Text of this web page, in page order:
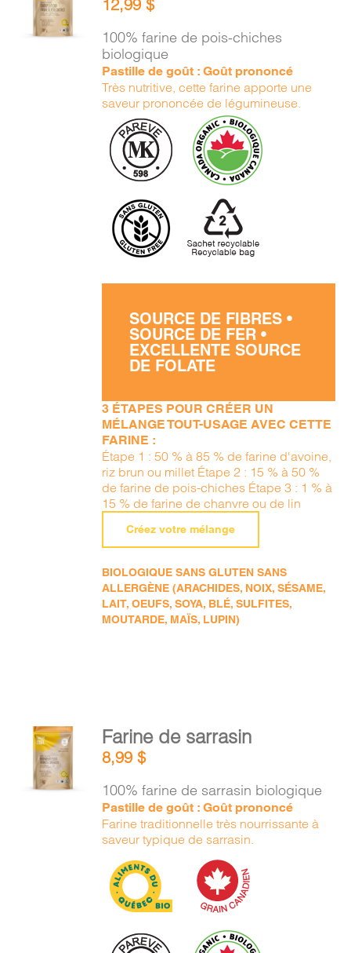
PANIER
12,99$
100% farine de pois-chiches
biologique
Pastille de goût : Goût prononcé
Très nutritive, cette farine apporte une
saveur prononcée de légumineuse.
SOURCE DE FIBRES •
SOURCE DE FER •
EXCELLENTE SOURCE
DE FOLATE
3 ÉTAPES POUR CRÉER UN
MÉLANGE TOUT-USAGE AVEC CETTE
FARINE :
Étape 1 : 50 % à 85 % de farine d'avoine,
riz brun ou millet Étape 2 : 15 % à 50 %
de farine de pois-chiches Étape 3 : 1 % à
15 % de farine de chanvre ou de lin
Créez votre mélange
BIOLOGIQUE SANS GLUTEN SANS
ALLERGÈNE (ARACHIDES, NOIX, SÉSAME,
LAIT, OEUFS, SOYA, BLÉ, SULFITES,
MOUTARDE, MAÏS, LUPIN)
AJOUTER
AU
PANIER
Farine de sarrasin
8,99$
100% farine de sarrasin biologique
Pastille de goût : Goût prononcé
Farine traditionnelle très nourrissante à
saveur typique de sarrasin.